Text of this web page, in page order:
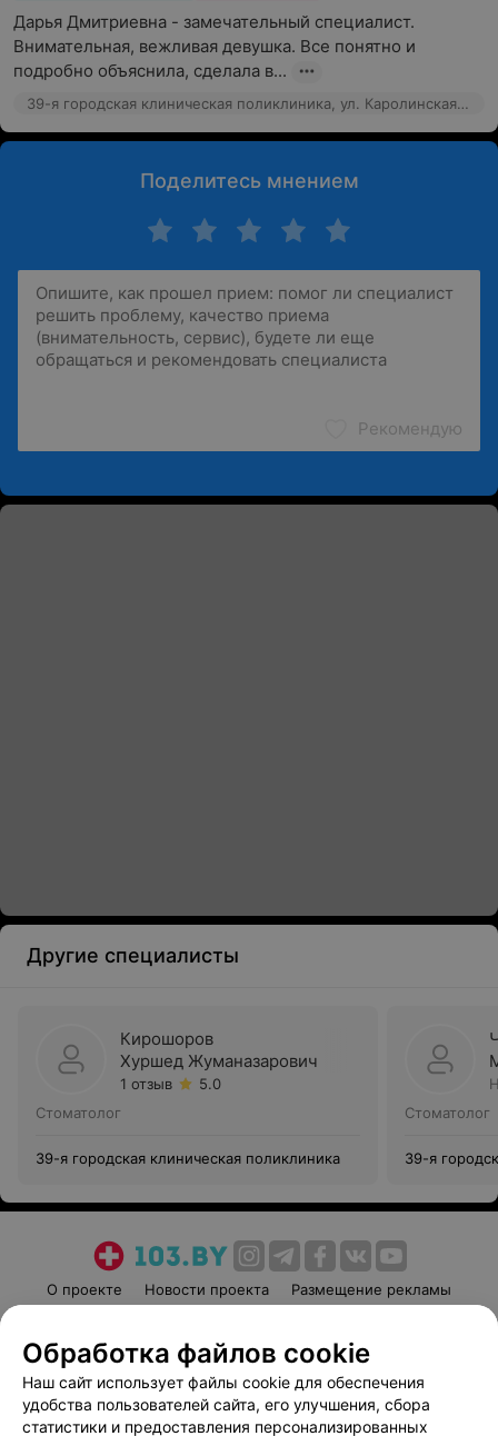
Дарья Дмитриевна - замечательный специалист.
Внимательная, вежливая девушка. Все понятно и
подробно объяснила, сделала в...
39-я городская клиническая поликлиника, ул. Каролинская, 3
Поделитесь мнением
Рекомендую
Другие специалисты
Кирошоров
Хуршед Жуманазарович
1 отзыв
5.0
Стоматолог
39-я городская клиническая поликлиника
Стоматолог
39-я
О проекте Новости проекта
Размещение рекламы
Пользовательское соглашение
Способы оплаты
Вакансии
Партнеры
Написать руководителю 103.by
Обработка файлов cookie
Наш сайт использует файлы cookie для обеспечения
удобства пользователей сайта, его улучшения, сбора
статистики и предоставления персонализированных